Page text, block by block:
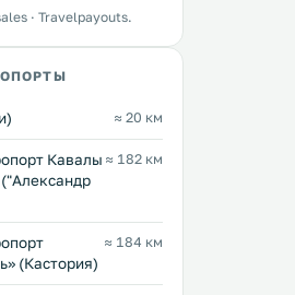
в
.
деревни Сарти на
· Travelpayouts.
≈ 20 км
Кавалы ≈ 182 км
(Кастория)
≈ 184 км